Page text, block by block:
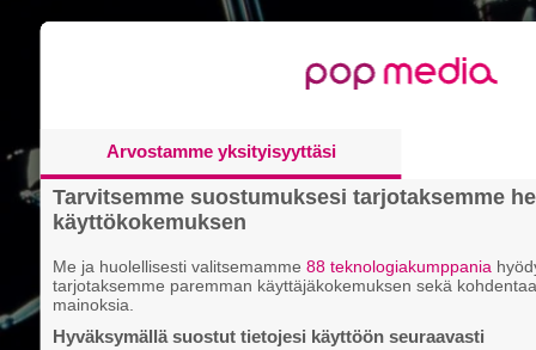
Arvostamme yksityisyyttäsi
Tarvitsemme suostumuksesi tarjotaksemme
käyttökokemuksen
Me ja huolellisesti valitsemamme 88 teknologiakumppania
tarjotaksemme paremman käyttäjäkokemuksen sekä
mainoksia.
Hyväksymällä suostut tietojesi käyttöön seuraavasti